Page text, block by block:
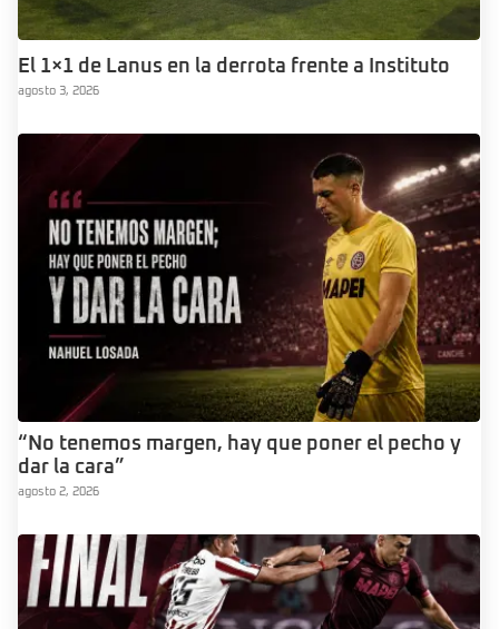
El 1×1 de Lanus en la derrota frente a Instituto
agosto 3, 2026
“No tenemos margen, hay que poner el pecho y
dar la cara”
agosto 2, 2026